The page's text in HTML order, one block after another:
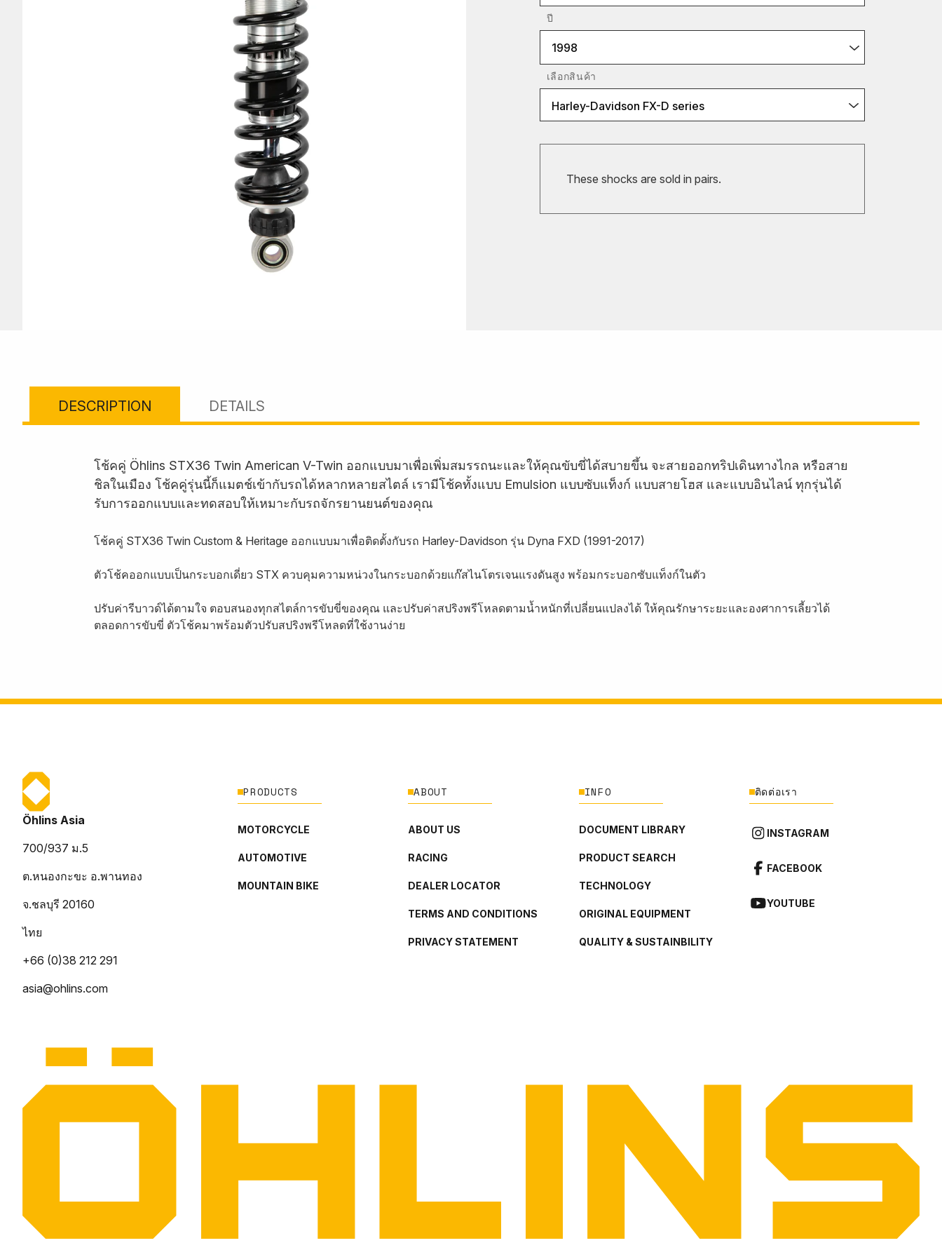
ปี
1998
เลือกสินค้า
Harley-Davidson FX-D series
These shocks are sold in pairs.
DESCRIPTION DETAILS
โช้คคู่ Öhlins STX36 Twin American V-Twin ออกแบบมาเพื่อเพิ่มสมรรถนะและให้คุณขับขี่ได้สบายขึ้น จะสายออกทริปเดินทางไกล หรือสาย
ชิลในเมือง โช้คคู่รุ่นนี้ก็แมตช์เข้ากับรถได้หลากหลายสไตล์ เรามีโช้คทั้งแบบ Emulsion แบบซับแท็งก์ แบบสายโฮส และแบบอินไลน์ ทุกรุ่นได้
รับการออกแบบและทดสอบให้เหมาะกับรถจักรยานยนต์ของคุณ
โช้คคู่ STX36 Twin Custom & Heritage ออกแบบมาเพื่อติดตั้งกับรถ Harley-Davidson รุ่น Dyna FXD (1991-2017)
ตัวโช้คออกแบบเป็นกระบอกเดี่ยว STX ควบคุมความหน่วงในกระบอกด้วยแก๊สไนโตรเจนแรงดันสูง พร้อมกระบอกซับแท็งก์ในตัว
ปรับค่ารีบาวด์ได้ตามใจ ตอบสนองทุกสไตล์การขับขี่ของคุณ และปรับค่าสปริงพรีโหลดตามน้ำหนักที่เปลี่ยนแปลงได้ ให้คุณรักษาระยะและองศาการเลี้ยวได้
ตลอดการขับขี่ ตัวโช้คมาพร้อมตัวปรับสปริงพรีโหลดที่ใช้งานง่าย
Öhlins Asia
700/937 ม.5
ต.หนองกะขะ อ.พานทอง
จ.ชลบุรี 20160
ไทย
+66 (0)38 212 291
asia@ohlins.com
PRODUCTS
MOTORCYCLE
AUTOMOTIVE
MOUNTAIN BIKE
ABOUT
ABOUT US
RACING
DEALER LOCATOR
TERMS AND CONDITIONS
PRIVACY STATEMENT
INFO
DOCUMENT LIBRARY
PRODUCT SEARCH
TECHNOLOGY
ORIGINAL EQUIPMENT
QUALITY & SUSTAINBILITY
ติดต่อเรา
INSTAGRAM
FACEBOOK
YOUTUBE